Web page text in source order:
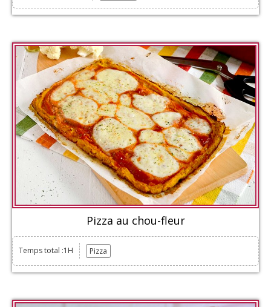
Pizza au chou-fleur
Temps total :1H Pizza